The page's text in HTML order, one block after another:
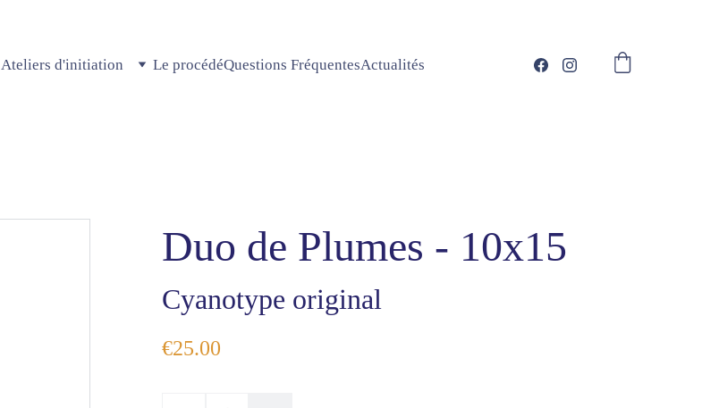
Ateliers d'initiation Le procédéQuestions FréquentesActualités
Duo de Plumes - 10x15
Cyanotype original
€25.00